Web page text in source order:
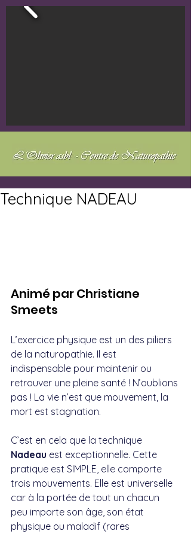
Technique NADEAU
Animé par Christiane
Smeets
L’exercice physique est un des piliers
de la naturopathie. Il est
indispensable pour maintenir ou
retrouver une pleine santé ! N’oublions
pas ! La vie n’est que mouvement, la
mort est stagnation.
C’est en cela que la technique
Nadeau est exceptionnelle. Cette
pratique est SIMPLE, elle comporte
trois mouvements. Elle est universelle
car à la portée de tout un chacun
peu importe son âge, son état
physique ou maladif (rares